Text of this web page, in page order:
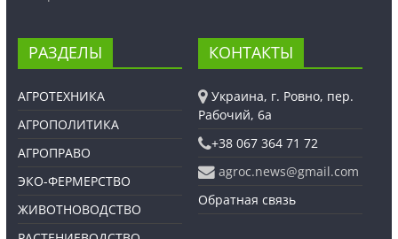
РАЗДЕЛЫ
АГРОТЕХНИКА
АГРОПОЛИТИКА
АГРОПРАВО
ЭКО-ФЕРМЕРСТВО
ЖИВОТНОВОДСТВО
КОНТАКТЫ
Украина, г. Ровно, пер.
Рабочий, 6а
+38 067 364 71 72
agroc.news@gmail.com
Обратная связь